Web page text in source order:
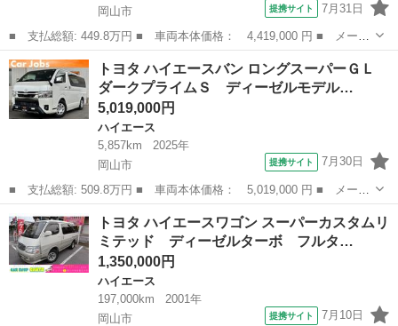
岡山市
提携サイト 7月31日
■ 支払総額: 449.8万円 ■ 車両本体価格： 4,419,000 円 ■ メーカ
ー名： トヨタ ■ 車種名： ハイエースバン ■ グレード名： ロ
ングスパＧＬダクプライムＩＩマルチロルトランスポタＩＩ ７型／
ディーゼ...
岡山 岡山市 ハイエース
トヨタ ハイエースバン ロングスーパーＧＬ
ダークプライムＳ ディーゼルモデル…
5,019,000円
ハイエース
5,857km
2025年
岡山市
提携サイト 7月30日
■ 支払総額: 509.8万円 ■ 車両本体価格： 5,019,000 円 ■ メーカ
ー名： トヨタ ■ 車種名： ハイエースバン ■ グレード名： ロ
ングスーパーＧＬ ダークプライムＳ ディーゼルモデル／ワンオー
ナー／禁...
岡山 岡山市 ハイエース
トヨタ ハイエースワゴン スーパーカスタムリ
ミテッド ディーゼルターボ フルタ…
1,350,000円
ハイエース
197,000km
2001年
岡山市
提携サイト 7月10日